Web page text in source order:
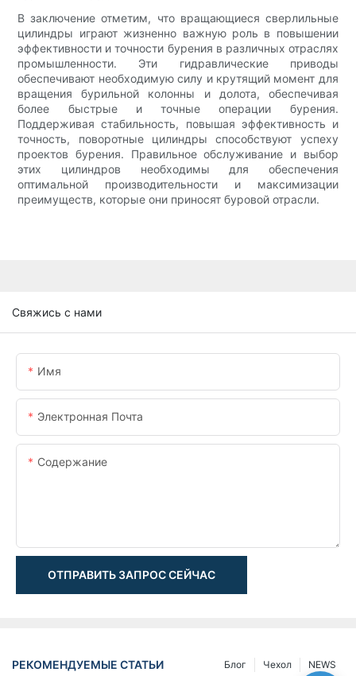
В заключение отметим, что вращающиеся сверлильные
цилиндры играют жизненно важную роль в повышении
эффективности и точности бурения в различных отраслях
промышленности. Эти гидравлические приводы
обеспечивают необходимую силу и крутящий момент для
вращения бурильной колонны и долота, обеспечивая
более быстрые и точные операции бурения.
Поддерживая стабильность, повышая эффективность и
точность, поворотные цилиндры способствуют успеху
проектов бурения. Правильное обслуживание и выбор
этих цилиндров необходимы для обеспечения
оптимальной производительности и максимизации
преимуществ, которые они приносят буровой отрасли.
Свяжись с нами
Имя
Электронная Почта
Содержание
ОТПРАВИТЬ ЗАПРОС СЕЙЧАС
РЕКОМЕНДУЕМЫЕ СТАТЬИ NEWS
Чехол
Блог